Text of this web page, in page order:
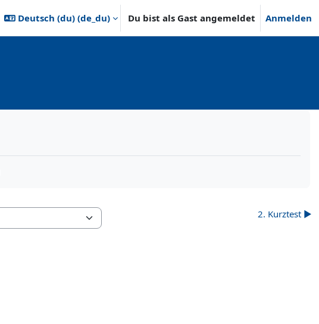
Deutsch (du) ‎(de_du)‎ Du bist als Gast angemeldet Anmelden
2. Kurztest ▶︎